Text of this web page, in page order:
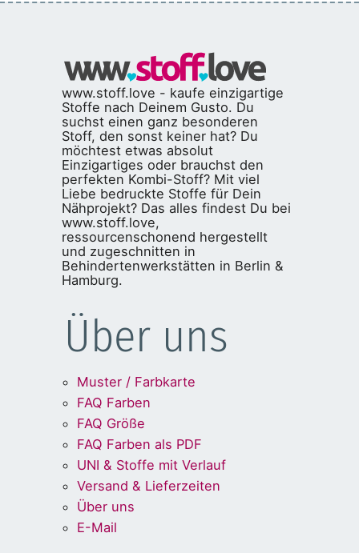
www.stoff.love - kaufe einzigartige
Stoffe nach Deinem Gusto. Du
suchst einen ganz besonderen
Stoff, den sonst keiner hat? Du
möchtest etwas absolut
Einzigartiges oder brauchst den
perfekten Kombi-Stoff? Mit viel
Liebe bedruckte Stoffe für Dein
Nähprojekt? Das alles findest Du bei
www.stoff.love,
ressourcenschonend hergestellt
und zugeschnitten in
Behindertenwerkstätten in Berlin &
Hamburg.
Über uns
Muster / Farbkarte
FAQ Farben
FAQ Größe
FAQ Farben als PDF
UNI & Stoffe mit Verlauf
Versand & Lieferzeiten
Über uns
E-Mail